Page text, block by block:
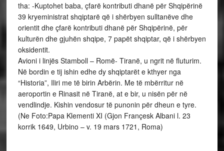
tha: -Kuptohet baba, çfarë kontributi dhanë për Shqipërinë
39 kryeministrat shqiptarë që i shërbyen sulltanëve dhe
orientit dhe çfarë kontributi dhanë për Shqipërinë, për
kulturën dhe gjuhën shqipe, 7 papët shqiptar, që i shërbyen
oksidentit.
Avioni i linjës Stamboll – Romë- Tiranë, u ngrit në fluturim.
Në bordin e tij ishin edhe dy shqiptarët e kthyer nga
“Historia”, Iliri me të birin Arbërin. Me të mbërritur në
aeroportin e Rinasit në Tiranë, at e bir, u nisën për në
vendlindje. Kishin vendosur të punonin për dheun e tyre.
(Ne Foto:Papa Klementi XI (Gjon Françesk Albani l. 23
korrik 1649, Urbino – v. 19 mars 1721, Roma)